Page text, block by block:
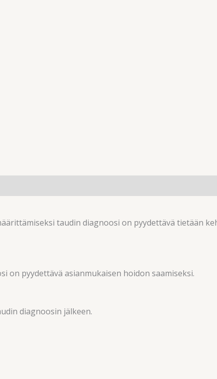
taudin diagnoosi on pyydettävä tietään
on pyydettävä asianmukaisen hoidon saamiseksi.
diagnoosin jälkeen.